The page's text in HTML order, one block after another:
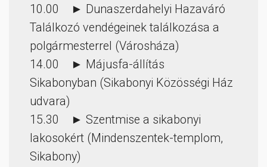
10.00 ► Dunaszerdahelyi Hazaváró
Találkozó vendégeinek találkozása a
polgármesterrel (Városháza)
14.00 ► Májusfa-állítás
Sikabonyban (Sikabonyi Közösségi Ház
udvara)
15.30 ► Szentmise a sikabonyi
lakosokért (Mindenszentek-templom,
Sikabony)